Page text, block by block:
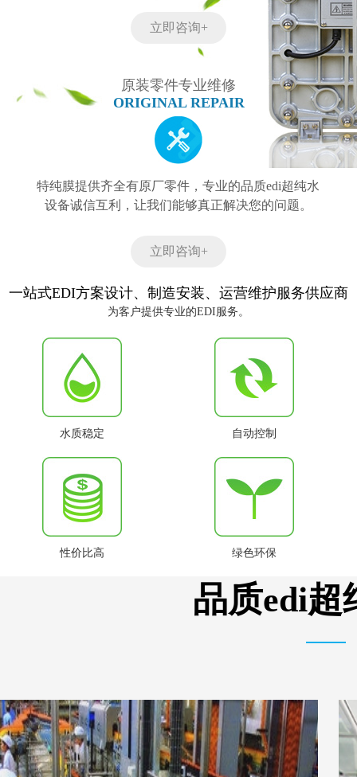
立即咨询+
原装零件专业维修
ORIGINAL REPAIR
特纯膜提供齐全有原厂零件，专业的品质edi超纯水
设备诚信互利，让我们能够真正解决您的问题。
立即咨询+
一站式EDI方案设计、制造安装、运营维护服务供应商
为客户提供专业的EDI服务。
水质稳定 自动控制
性价比高 绿色环保
品质edi超